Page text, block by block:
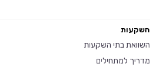
השקעות
השוואת בתי השקעות
מדריך למתחילים